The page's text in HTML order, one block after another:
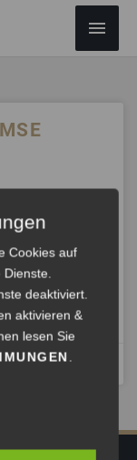
vor
das
Cookies auf
Dienste.
deaktiviert.
aktivieren &
lesen Sie
.